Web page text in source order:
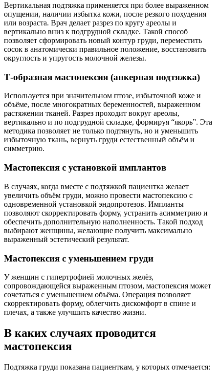
Вертикальная подтяжка применяется при более выраженном
опущении, наличии избытка кожи, после резкого похудения
или возраста. Врач делает разрез по кругу ареолы и
вертикально вниз к подгрудной складке. Такой способ
позволяет сформировать новый контур груди, переместить
сосок в анатомически правильное положение, восстановить
округлость и упругость молочной железы.
Т-образная мастопексия (анкерная подтяжка)
Используется при значительном птозе, избыточной коже и
объёме, после многократных беременностей, выраженном
растяжении тканей. Разрез проходит вокруг ареолы,
вертикально и по подгрудной складке, формируя “якорь”. Эта
методика позволяет не только подтянуть, но и уменьшить
избыточную ткань, вернуть груди естественный объём и
симметрию.
Мастопексия с установкой имплантов
В случаях, когда вместе с подтяжкой пациентка желает
увеличить объём груди, можно провести мастопексию с
одновременной установкой эндопротезов. Импланты
позволяют скорректировать форму, устранить асимметрию и
обеспечить дополнительную наполненность. Такой подход
выбирают женщины, желающие получить максимально
выраженный эстетический результат.
Мастопексия с уменьшением груди
У женщин с гипертрофией молочных желёз,
сопровождающейся выраженным птозом, мастопексия может
сочетаться с уменьшением объёма. Операция позволяет
скорректировать форму, облегчить дискомфорт в спине и
плечах, а также улучшить качество жизни.
В каких случаях проводится
мастопексия
Подтяжка груди показана пациенткам, у которых отмечается: